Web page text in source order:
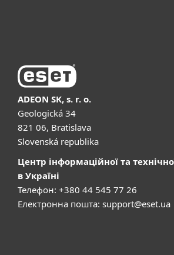
ADEON SK, s. r. o.
Geologická 34
821 06, Bratislava
Slovenská republika
Центр інформаційної та
в Україні
Телефон: +380 44 545 77 26
Електронна пошта: support@eset.ua